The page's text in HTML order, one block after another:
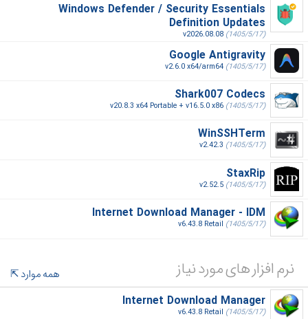
Windows Defender / Security Essentials
Definition Updates
v2026.08.08 (1405/5/17)
Google Antigravity
v2.6.0 x64/arm64 (1405/5/17)
Shark007 Codecs
v20.8.3 x64 Portable + v16.5.0 x86 (1405/5/17)
WinSSHTerm
v2.42.3 (1405/5/17)
StaxRip
v2.52.5 (1405/5/17)
Internet Download Manager - IDM
v6.43.8 Retail (1405/5/17)
نرم افزار های مورد نیاز
همه موارد
Internet Download Manager
v6.43.8 Retail (1405/5/17)